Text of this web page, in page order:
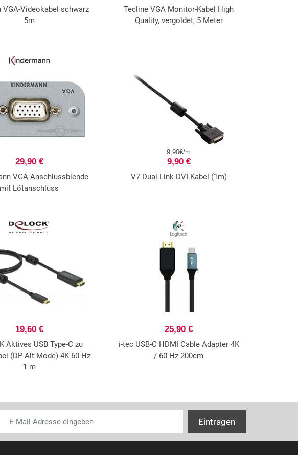
VGA-Videokabel schwarz
5m
Tecline VGA Monitor-Kabel High
Quality, vergoldet, 5 Meter
29,90 €
VGA Anschlussblende
mit Lötanschluss
9,90€/m
9,90 €
V7 Dual-Link DVI-Kabel (1m)
19,60 €
Aktives USB Type-C zu
(DP Alt Mode) 4K 60 Hz
1 m
25,90 €
i-tec USB-C HDMI Cable Adapter 4K
/ 60 Hz 200cm